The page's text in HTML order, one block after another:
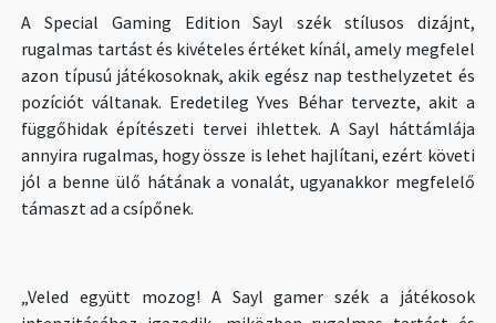
A Special Gaming Edition Sayl szék stílusos dizájnt,
rugalmas tartást és kivételes értéket kínál, amely megfelel
azon típusú játékosoknak, akik egész nap testhelyzetet és
pozíciót váltanak. Eredetileg Yves Béhar tervezte, akit a
függőhidak építészeti tervei ihlettek. A Sayl háttámlája
annyira rugalmas, hogy össze is lehet hajlítani, ezért követi
jól a benne ülő hátának a vonalát, ugyanakkor megfelelő
támaszt ad a csípőnek.
„Veled együtt mozog! A Sayl gamer szék a játékosok